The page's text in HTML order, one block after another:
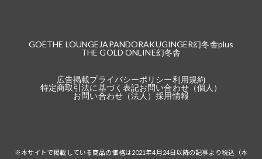
GOETHE LOUNGE JAPANDORAKUGINGER幻冬舎plus
THE GOLD ONLINE幻冬舎
広告掲載プライバシーポリシー利用規約
特定商取引法に基づく表記お問い合わせ（個人）
お問い合わせ（法人）採用情報
※本サイトで掲載している商品の価格は2021年4月24日以降の記事より税込（本